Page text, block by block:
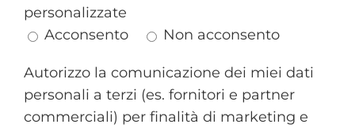
personalizzate
Acconsento
Non acconsento
Autorizzo la comunicazione dei miei dati
personali a terzi (es. fornitori e partner
commerciali) per finalità di marketing e